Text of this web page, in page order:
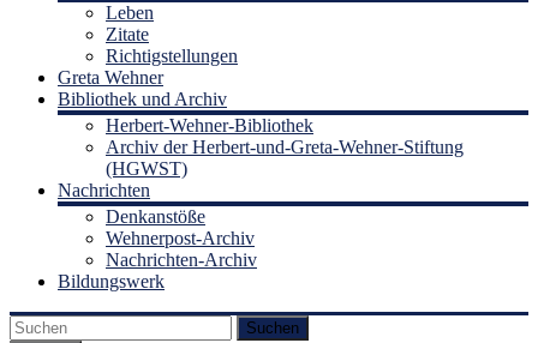
Leben
Zitate
Richtigstellungen
Greta Wehner
Bibliothek und Archiv
Herbert-Wehner-Bibliothek
Archiv der Herbert-und-Greta-Wehner-Stiftung
(HGWST)
Nachrichten
Denkanstöße
Wehnerpost-Archiv
Nachrichten-Archiv
Bildungswerk
Suchen